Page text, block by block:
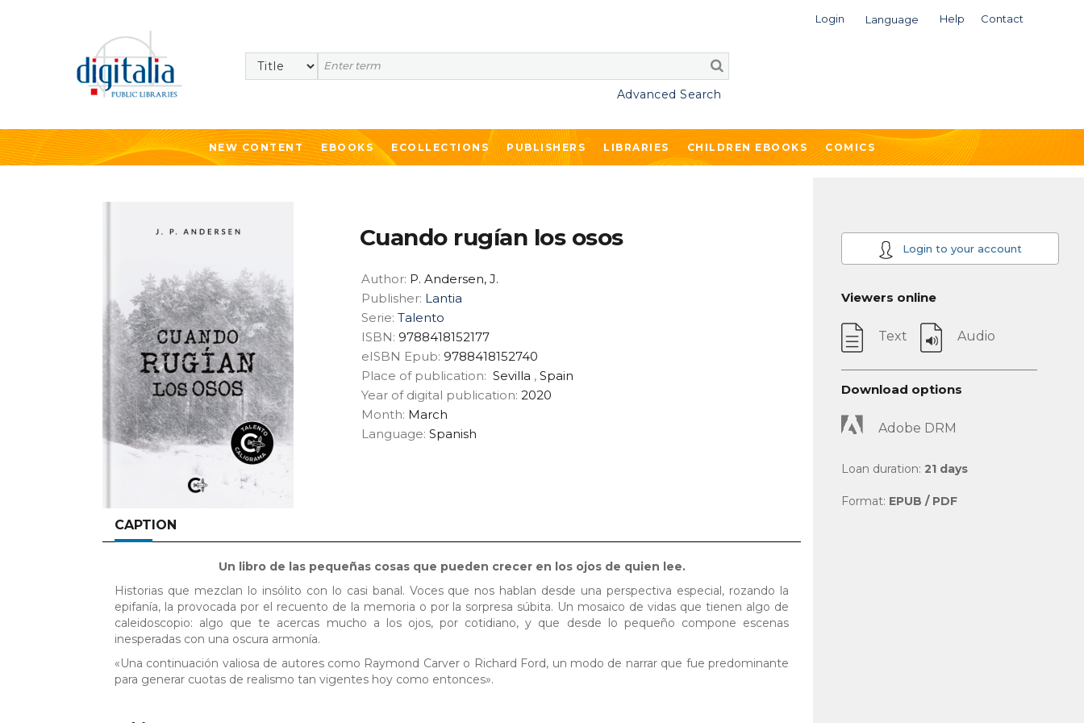
Login Language Help Contact
Search
Advanced Search
NEW CONTENT EBOOKS ECOLLECTIONS PUBLISHERS LIBRARIES CHILDREN EBOOKS COMICS
Cuando rugían los osos
Author: P. Andersen, J.
Publisher: Lantia
Serie: Talento
ISBN: 9788418152177
eISBN Epub: 9788418152740
Place of publication: Sevilla , Spain
Year of digital publication: 2020
Month: March
Language: Spanish
CAPTION
Un libro de las pequeñas cosas que pueden crecer en los ojos de quien lee.
Historias que mezclan lo insólito con lo casi banal. Voces que nos hablan desde una perspectiva especial, rozando la
epifanía, la provocada por el recuento de la memoria o por la sorpresa súbita. Un mosaico de vidas que tienen algo de
caleidoscopio: algo que te acercas mucho a los ojos, por cotidiano, y que desde lo pequeño compone escenas
inesperadas con una oscura armonía.
«Una continuación valiosa de autores como Raymond Carver o Richard Ford, un modo de narrar que fue predominante
para generar cuotas de realismo tan vigentes hoy como entonces».
Login to your account
Viewers online
Text Audio
Download options
Adobe DRM
Loan duration: 21 days
Format: EPUB / PDF